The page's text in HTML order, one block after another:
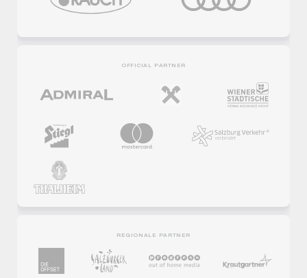
OFFICIAL PARTNER
REGIONALE PARTNER